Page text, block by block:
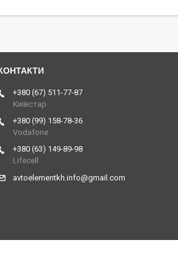
+380 (67) 511-77-87
Київстар
+380 (99) 158-78-36
Vodafone
+380 (63) 149-89-98
Lifecell
avtoelementkh.info@gmail.com